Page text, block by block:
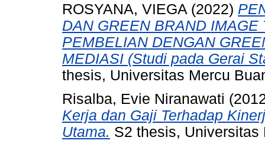
ROSYANA, VIEGA (2022)
DAN GREEN BRAND
PEMBELIAN DENGAN
MEDIASI (Studi pada Gerai
thesis, Universitas Mercu
Risalba, Evie Niranawati
Kerja dan Gaji Terhadap
Utama. S2 thesis, Universitas